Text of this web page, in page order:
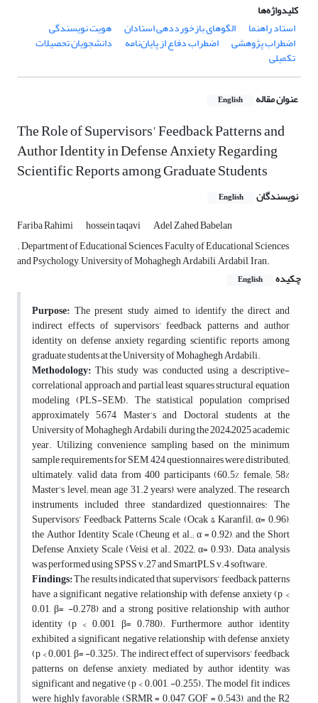
کلیدواژه‌ها
استاد راهنما
الگوهای بازخورددهی استادان هویت نویسندگی
اضطراب پژوهشی اضطراب دفاع از پایان‌نامه دانشجویان تحصیلات
تکمیلی
عنوان مقاله English
The Role of Supervisors' Feedback Patterns and
Author Identity in Defense Anxiety Regarding
Scientific Reports among Graduate Students
نویسندگان English
Fariba Rahimi hossein taqavi
Adel Zahed Babelan
. Department of Educational Sciences, Faculty of Educational Sciences
and Psychology, University of Mohaghegh Ardabili, Ardabil, Iran.
چکیده
English
Purpose: The present study aimed to identify the direct and
indirect effects of supervisors’ feedback patterns and author
identity on defense anxiety regarding scientific reports among
graduate students at the University of Mohaghegh Ardabili.
Methodology:This study was conducted using a descriptive-
correlational approach and partial least squares structural equation
modeling (PLS-SEM). The statistical population comprised
approximately 5,674 Master’s and Doctoral students at the
University of Mohaghegh Ardabili during the 2024–2025 academic
year. Utilizing convenience sampling based on the minimum
sample requirements for SEM, 424 questionnaires were distributed;
ultimately, valid data from 400 participants (60.5% female; 58%
Master’s level; mean age 31.2 years) were analyzed. The research
instruments included three standardized questionnaires: The
Supervisors’ Feedback Patterns Scale (Ocak & Karanfil; α= 0.96),
the Author Identity Scale (Cheung et al.; α = 0.92), and the Short
Defense Anxiety Scale (Veisi et al., 2022; α= 0.93). Data analysis
was performed using SPSS v.27 and SmartPLS v.4 software.
Findings:The results indicated that supervisors’ feedback patterns
have a significant negative relationship with defense anxiety (p <
0.01, β= -0.278) and a strong positive relationship with author
identity (p < 0.001, β= 0.780). Furthermore, author identity
exhibited a significant negative relationship with defense anxiety
(p < 0.001, β= -0.325). The indirect effect of supervisors’ feedback
patterns on defense anxiety, mediated by author identity, was
significant and negative (p < 0.001, -0.255). The model fit indices
were highly favorable (SRMR = 0.047, GOF = 0.543), and the R2